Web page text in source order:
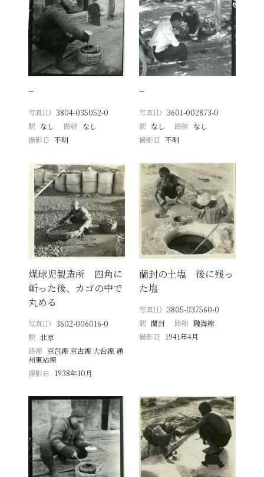
−
写真ID 3804-035052-0
駅 なし 路線 なし
撮影日
不明
−
写真ID 3601-002873-0
駅 なし 路線 なし
撮影日 不明
煤球児製造所 四角に
斬った後、カゴの中で
丸める
写真ID 3602-006016-0
駅 北京
路線 京包線 京古線 大台線 通
州東站線
撮影日
1938年10月
蘭封の土塩 後に残っ
た塩
写真ID 3805-037560-0
駅 蘭封 路線 隴海線
撮影日
1941年4月